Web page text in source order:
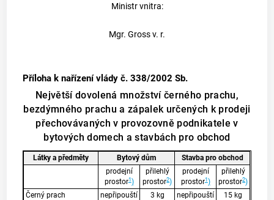
Ministr vnitra:
Mgr. Gross v. r.
Příloha k nařízení vlády č. 338/2002 Sb.
Největší dovolená množství černého prachu,
bezdýmného prachu a zápalek určených k prodeji
přechovávaných v provozovně podnikatele v
bytových domech a stavbách pro obchod
Látky a předměty Bytový dům
Stavba pro obchod
prodejní
prostor1)
přilehlý
prostor2)
prodejní
prostor1)
přilehlý
prostor2)
Černý prach
nepřipouští
3 kg
nepřipouští
15 kg